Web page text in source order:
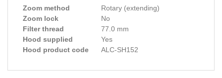
Zoom method
Rotary (extending)
Zoom lock
No
Filter thread
77.0 mm
Hood supplied
Yes
Hood product code
ALC-SH152